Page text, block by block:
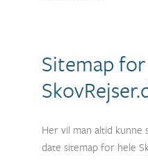
Sitemap for
Her vil man altid
date sitemap for hele